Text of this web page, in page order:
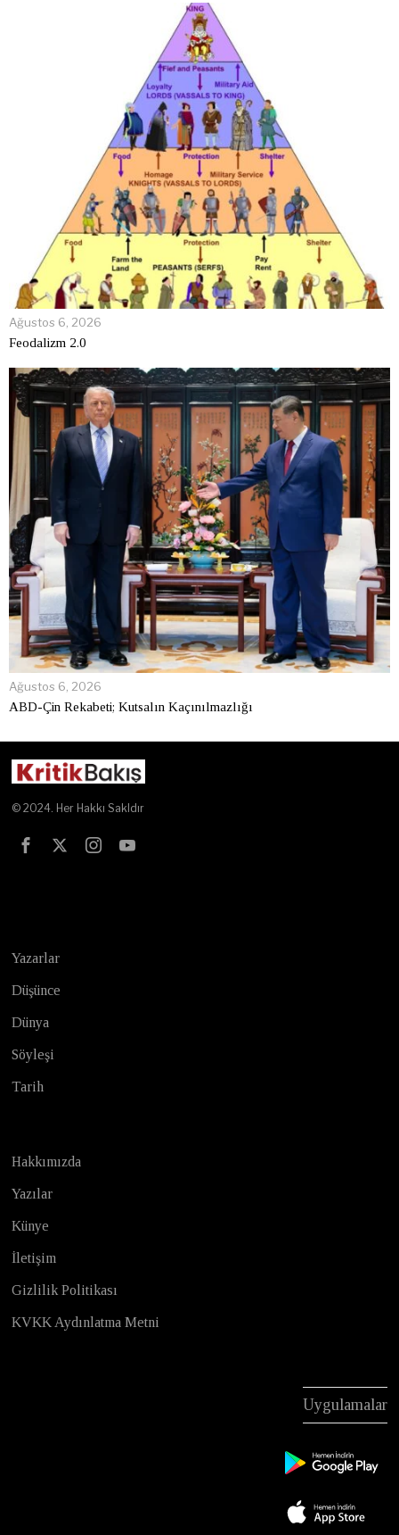
Ağustos 6, 2026
Feodalizm 2.0
Ağustos 6, 2026
ABD-Çin Rekabeti; Kutsalın Kaçınılmazlığı
© 2024. Her Hakkı Sakldır
Yazarlar
Düşünce
Dünya
Söyleşi
Tarih
Hakkımızda
Yazılar
Künye
İletişim
Gizlilik Politikası
KVKK Aydınlatma Metni
Uygulamalar